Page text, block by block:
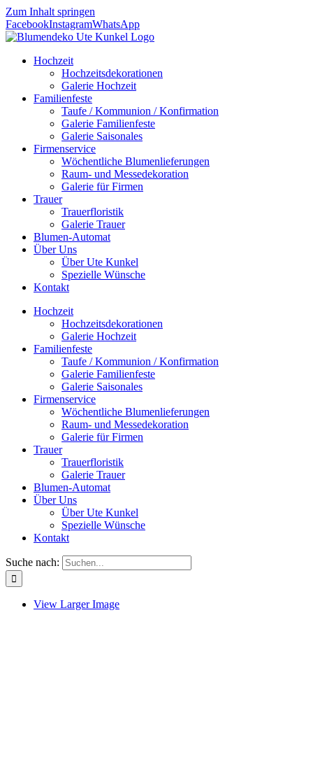
Zum Inhalt springen
FacebookInstagramWhatsApp
Hochzeit
Hochzeitsdekorationen
Galerie Hochzeit
Familienfeste
Taufe / Kommunion / Konfirmation
Galerie Familienfeste
Galerie Saisonales
Firmenservice
Wöchentliche Blumenlieferungen
Raum- und Messedekoration
Galerie für Firmen
Trauer
Trauerfloristik
Galerie Trauer
Blumen-Automat
Über Uns
Über Ute Kunkel
Spezielle Wünsche
Kontakt
Hochzeit
Hochzeitsdekorationen
Galerie Hochzeit
Familienfeste
Taufe / Kommunion / Konfirmation
Galerie Familienfeste
Galerie Saisonales
Firmenservice
Wöchentliche Blumenlieferungen
Raum- und Messedekoration
Galerie für Firmen
Trauer
Trauerfloristik
Galerie Trauer
Blumen-Automat
Über Uns
Über Ute Kunkel
Spezielle Wünsche
Kontakt
Suche nach:
View Larger Image